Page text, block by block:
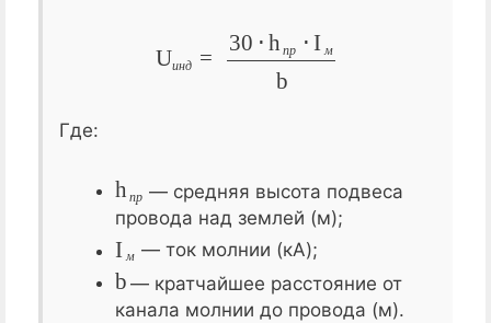
инд
пр м
h
Где:
пр
h
— средняя высота подвеса
провода над землей (м);
м
Iм
— ток молнии (кА);
b
— кратчайшее расстояние от
канала молнии до провода (м).